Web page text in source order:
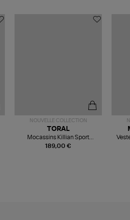
NOUVELLE COLLECTION
189,00 €
TORAL
Mocassins Killian Sport
Mousse